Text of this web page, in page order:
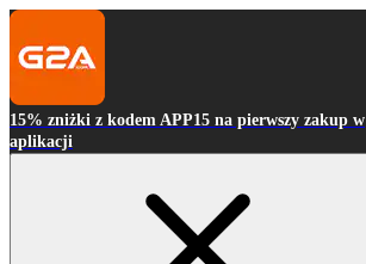
15% zniżki z kodem APP15 na pierwszy zakup w
aplikacji